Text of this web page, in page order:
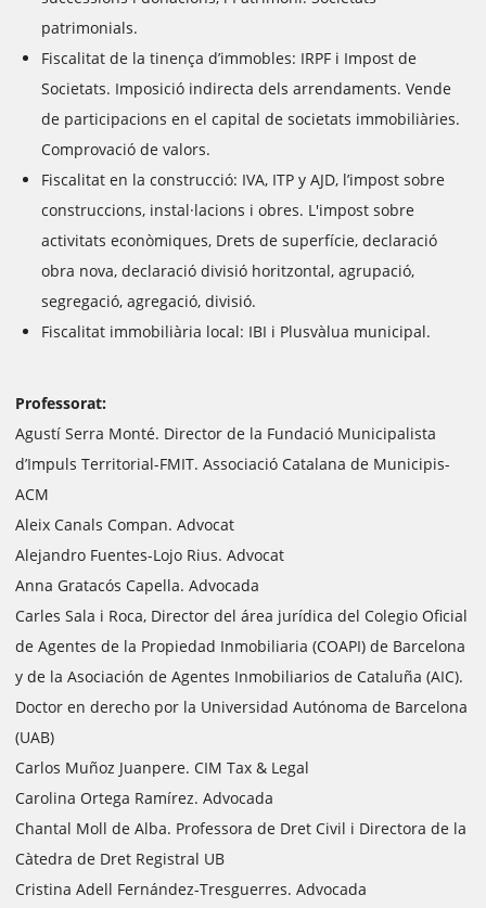
patrimonials.
Fiscalitat de la tinença d’immobles: IRPF i Impost de
Societats. Imposició indirecta dels arrendaments. Vende
de participacions en el capital de societats immobiliàries.
Comprovació de valors.
Fiscalitat en la construcció: IVA, ITP y AJD, l’impost sobre
construccions, instal·lacions i obres. L'impost sobre
activitats econòmiques, Drets de superfície, declaració
obra nova, declaració divisió horitzontal, agrupació,
segregació, agregació, divisió.
Fiscalitat immobiliària local: IBI i Plusvàlua municipal.
Professorat:
Agustí Serra Monté. Director de la Fundació Municipalista
d’Impuls Territorial-FMIT. Associació Catalana de Municipis-
ACM
Aleix Canals Compan. Advocat
Alejandro Fuentes-Lojo Rius. Advocat
Anna Gratacós Capella. Advocada
Carles Sala i Roca, Director del área jurídica del Colegio Oficial
de Agentes de la Propiedad Inmobiliaria (COAPI) de Barcelona
y de la Asociación de Agentes Inmobiliarios de Cataluña (AIC).
Doctor en derecho por la Universidad Autónoma de Barcelona
(UAB)
Carlos Muñoz Juanpere. CIM Tax & Legal
Carolina Ortega Ramírez. Advocada
Chantal Moll de Alba. Professora de Dret Civil i Directora de la
Càtedra de Dret Registral UB
Cristina Adell Fernández-Tresguerres. Advocada